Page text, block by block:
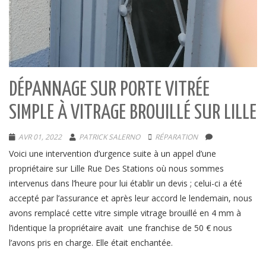
DÉPANNAGE SUR PORTE VITRÉE
SIMPLE À VITRAGE BROUILLÉ SUR LILLE
AVR 01, 2022 PATRICK SALERNO RÉPARATION
Voici une intervention d’urgence suite à un appel d’une
propriétaire sur Lille Rue Des Stations où nous sommes
intervenus dans l’heure pour lui établir un devis ; celui-ci a été
accepté par l’assurance et après leur accord le lendemain, nous
avons remplacé cette vitre simple vitrage brouillé en 4 mm à
l’identique la propriétaire avait une franchise de 50 € nous
l’avons pris en charge. Elle était enchantée.